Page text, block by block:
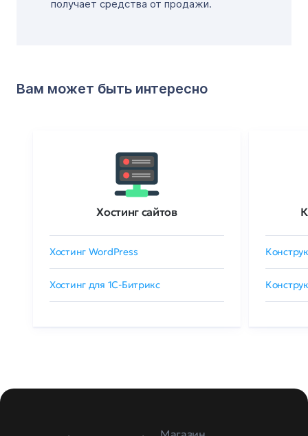
получает средства от продажи.
Вам может быть интересно
Хостинг сайтов
Хостинг WordPress
Хостинг для 1C-Битрикс